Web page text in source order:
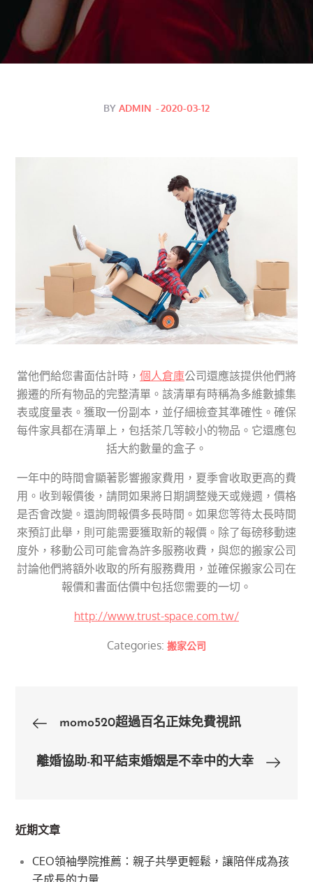
BY ADMIN Posted
2020-03-12
當他們給您書面估計時， 個人倉庫公司還應該提供他們將
搬遷的所有物品的完整清單。該清單有時稱為多維數據集
表或度量表。獲取一份副本，並仔細檢查其準確性。確保
每件家具都在清單上，包括茶几等較小的物品。它還應包
括大約數量的盒子。
一年中的時間會顯著影響搬家費用，夏季會收取更高的費
用。收到報價後，請問如果將日期調整幾天或幾週，價格
是否會改變。還詢問報價多長時間。如果您等待太長時間
來預訂此舉，則可能需要獲取新的報價。除了每磅移動速
度外，移動公司可能會為許多服務收費，與您的搬家公司
討論他們將額外收取的所有服務費用，並確保搬家公司在
報價和書面估價中包括您需要的一切。
http://www.trust-space.com.tw/
Categories: 搬家公司
文
章
覽
momo520超過百名正妹免費視訊
離婚協助-和平結束婚姻是不幸中的大幸
近期文章
CEO領袖學院推薦：親子共學更輕鬆，讓陪伴成為孩